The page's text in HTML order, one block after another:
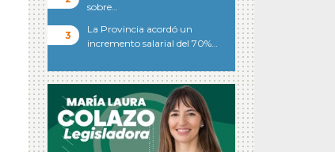
sobre…
La Provincia acordó un
incremento salarial del 70%…